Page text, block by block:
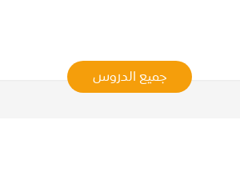
جميع الدروس